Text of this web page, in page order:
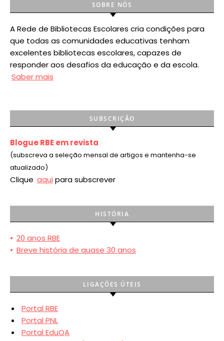
SOBRE NÓS
A Rede de Bibliotecas Escolares cria condições para
que todas as comunidades educativas tenham
excelentes bibliotecas escolares, capazes de
responder aos desafios da educação e da escola.
Saber mais
SUBSCRIÇÃO
Blogue RBE em revista
(subscreva a seleção mensal de artigos e mantenha-se
atualizado)
Clique aqui para subscrever
HISTÓRIA
• 20 anos RBE
• Breve história de quase 30 anos
LIGAÇÕES ÚTEIS
Portal RBE
Portal PNL
Portal EduQA